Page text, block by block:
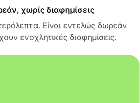
χωρίς διαφημίσεις
Είναι εντελώς δωρεάν
ενοχλητικές διαφημίσεις.